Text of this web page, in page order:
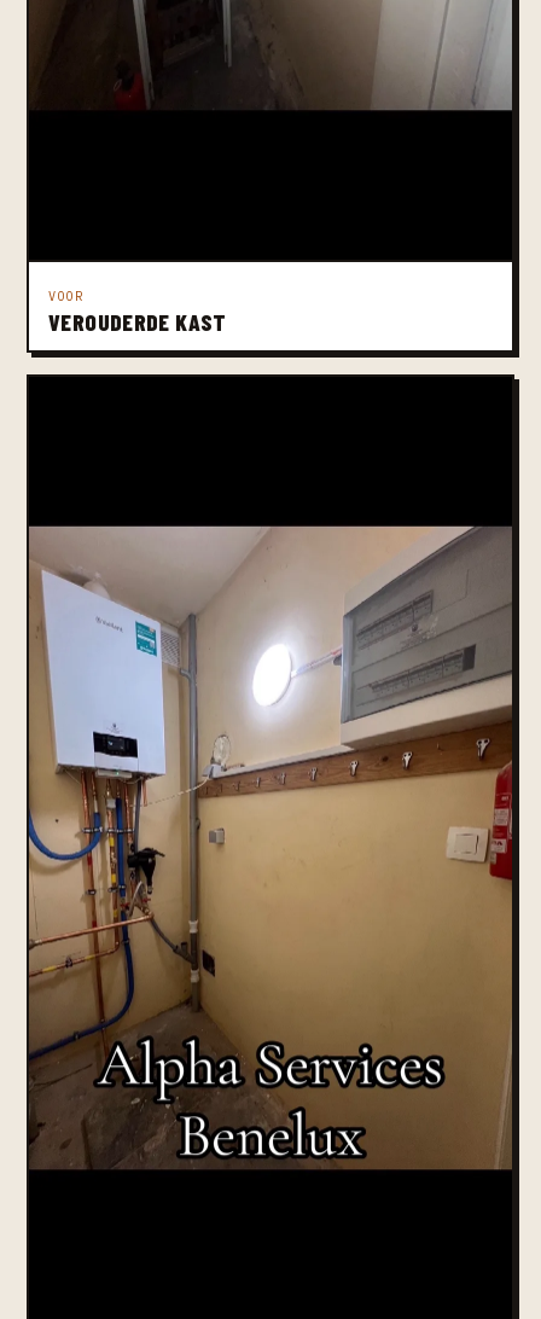
VOOR
VEROUDERDE KAST